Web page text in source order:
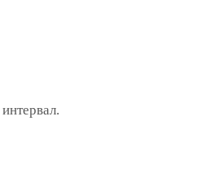
интервал.